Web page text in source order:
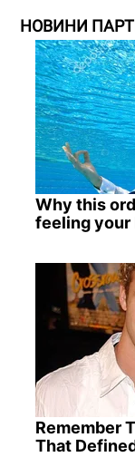
НОВИНИ
Why this
feeling your
Remember
That